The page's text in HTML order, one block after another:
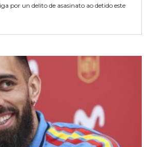
por un delito de asasinato ao detido este